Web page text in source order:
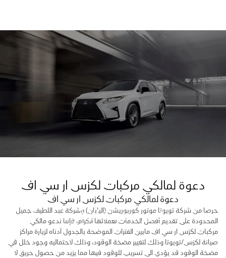
تغيير مضخة الوقود
دعوة لمالكي مركبات لكزس ار سي اف
دعوة لمالكي مركبات لكزس ار سي اف
حرصا من شركة تويوتا موتور كوربوريشن (اليابان) وشركة عبد اللطيف جميل
المحدودة على تقديم أفضل الخدمات لعملائها الكرام، فإننا ندعو مالكي
مركبات لكزس ار سي اف مابين الفترات الموضحة بالجدول أدناه لزيارة مراكز
صيانة لكزس/تويوتا وذلك لتغيير مضخة الوقود، وذلك لاحتماليه وجود خلل في
مضخة الوقود قد يؤدي الى تسريب للوقود فيها مما يزيد من حصول حريق لا